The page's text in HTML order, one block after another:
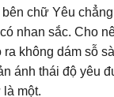
chữ Yêu
nhan sắc. Cho
không dám sỗ
ánh thái độ yêu
một.